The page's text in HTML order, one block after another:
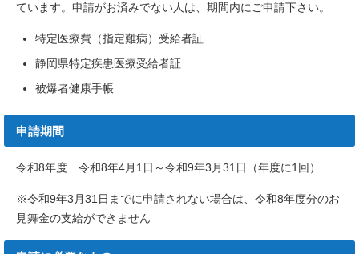
ています。申請がお済みでない人は、期間内にご申請下さい。
特定医療費（指定難病）受給者証
静岡県特定疾患医療受給者証
被爆者健康手帳
申請期間
令和8年度 令和8年4月1日～令和9年3月31日（年度に1回）
※令和9年3月31日までに申請されない場合は、令和8年度分のお
見舞金の支給ができません